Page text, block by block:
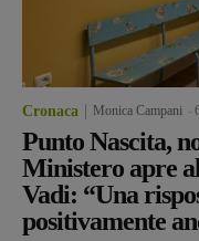
Cronaca Monica Campani
Punto Nascita,
Ministero apre
Vadi: “Una
positivamente